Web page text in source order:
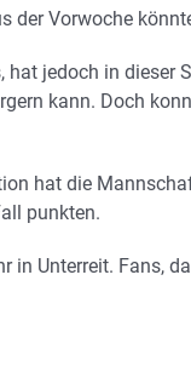
der Vorwoche
hat jedoch in
kann. Doch
hat die
punkten.
in Unterreit. Fans,